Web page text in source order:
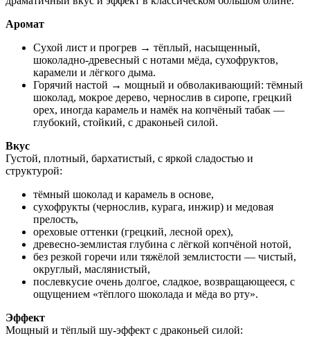
Аромат
Сухой лист и прогрев → тёплый, насыщенный,
шоколадно-древесный с нотами мёда, сухофруктов,
карамели и лёгкого дыма.
Горячий настой → мощный и обволакивающий: тёмный
шоколад, мокрое дерево, чернослив в сиропе, грецкий
орех, иногда карамель и намёк на копчёный табак —
глубокий, стойкий, с драконьей силой.
Вкус
Густой, плотный, бархатистый, с яркой сладостью и
структурой:
тёмный шоколад и карамель в основе,
сухофрукты (чернослив, курага, инжир) и медовая
прелость,
ореховые оттенки (грецкий, лесной орех),
древесно-землистая глубина с лёгкой копчёной нотой,
без резкой горечи или тяжёлой землистости — чистый,
округлый, маслянистый,
послевкусие очень долгое, сладкое, возвращающееся, с
ощущением «тёплого шоколада и мёда во рту».
Эффект
Мощный и тёплый шу-эффект с драконьей силой: